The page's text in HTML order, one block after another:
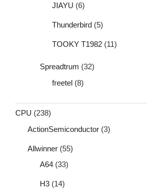
JIAYU (6)
Thunderbird (5)
TOOKY T1982 (11)
Spreadtrum (32)
freetel (8)
CPU (238)
ActionSemiconductor (3)
Allwinner (55)
A64 (33)
H3 (14)